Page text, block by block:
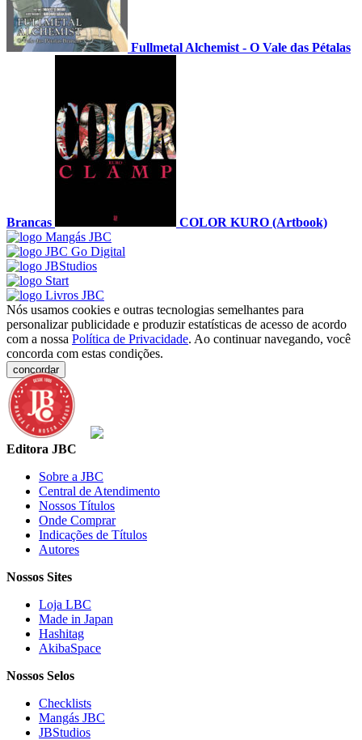
Fullmetal Alchemist - O Vale das Pétalas
Brancas COLOR KURO (Artbook)
Nós usamos cookies e outras tecnologias semelhantes para
personalizar publicidade e produzir estatísticas de acesso de acordo
com a nossa Política de Privacidade. Ao continuar navegando, você
concorda com estas condições.
concordar
Editora JBC
Sobre a JBC
Central de Atendimento
Nossos Títulos
Onde Comprar
Indicações de Títulos
Autores
Nossos Sites
Loja LBC
Made in Japan
Hashitag
AkibaSpace
Nossos Selos
Checklists
Mangás JBC
JBStudios